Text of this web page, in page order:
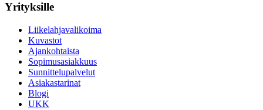
Yrityksille
Liikelahjavalikoima
Kuvastot
Ajankohtaista
Sopimusasiakkuus
Sunnittelupalvelut
Asiakastarinat
Blogi
UKK